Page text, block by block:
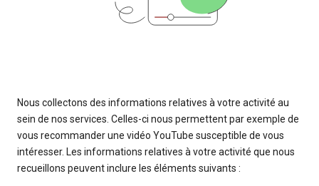
Nous collectons des informations relatives à votre activité au
sein de nos services. Celles-ci nous permettent par exemple de
vous recommander une vidéo YouTube susceptible de vous
intéresser. Les informations relatives à votre activité que nous
recueillons peuvent inclure les éléments suivants :